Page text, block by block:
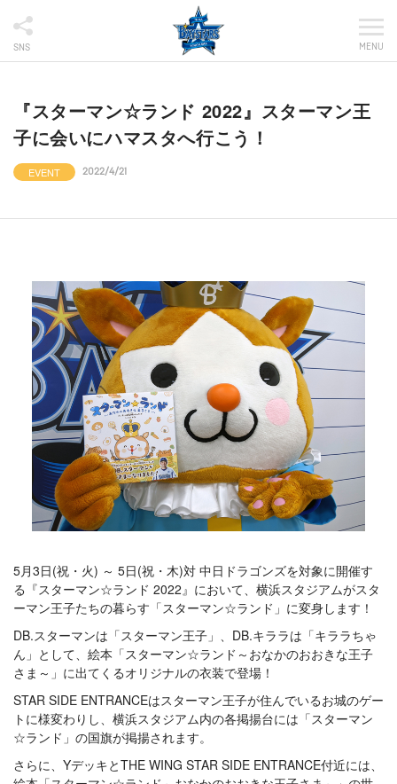
SNS MENU
『スターマン☆ランド 2022』スターマン王
子に会いにハマスタへ行こう！
EVENT 2022/4/21
5月3日(祝・火) ～ 5日(祝・木)対 中日ドラゴンズを対象に開催す
る『スターマン☆ランド 2022』において、横浜スタジアムがスタ
ーマン王子たちの暮らす「スターマン☆ランド」に変身します！
DB.スターマンは「スターマン王子」、DB.キララは「キララちゃ
ん」として、絵本「スターマン☆ランド～おなかのおおきな王子
さま～」に出てくるオリジナルの衣装で登場！
STAR SIDE ENTRANCEはスターマン王子が住んでいるお城のゲー
トに様変わりし、横浜スタジアム内の各掲揚台には「スターマン
☆ランド」の国旗が掲揚されます。
さらに、YデッキとTHE WING STAR SIDE ENTRANCE付近には、